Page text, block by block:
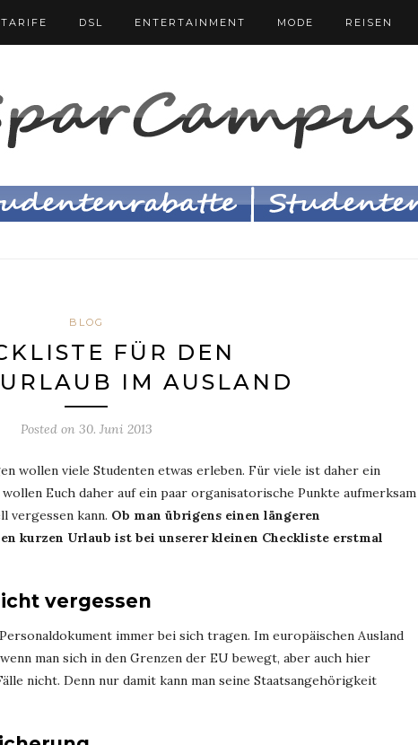
DSL ENTERTAINMENT MODE REISEN
BLOG
FÜR DEN
IM AUSLAND
Posted on 30. Juni 2013
wollen viele Studenten etwas erleben. Für viele ist daher ein
Euch daher auf ein paar organisatorische Punkte aufmerksam
vergessen kann. Ob man übrigens einen längeren
kurzen Urlaub ist bei unserer kleinen Checkliste erstmal
vergessen
immer bei sich tragen. Im europäischen Ausland
man sich in den Grenzen der EU bewegt, aber auch hier
nicht. Denn nur damit kann man seine Staatsangehörigkeit